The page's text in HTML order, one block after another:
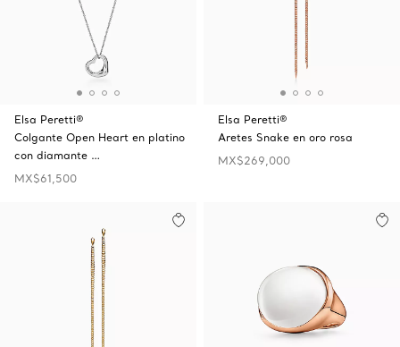
Elsa Peretti®
Colgante Open Heart en platino
con diamante …
MX$61,500
Elsa Peretti®
Aretes Snake en oro rosa
MX$269,000